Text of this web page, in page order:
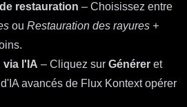
restauration – Choisissez entre
ou Restauration des rayures +
via l'IA – Cliquez sur Générer et
avancés de Flux Kontext opérer